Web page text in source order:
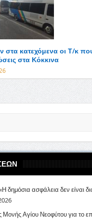
στα κατεχόμενα οι Τ/κ
στα Κόκκινα
δημόσια ασφάλεια δεν είναι
Μονής Αγίου Νεοφύτου για το